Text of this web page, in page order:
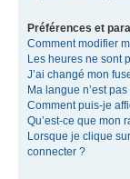
Préférences et
Comment modifier
Les heures ne sont
J’ai changé mon
Ma langue n’est
Comment puis-je
Qu’est-ce que mon
Lorsque je clique
connecter ?